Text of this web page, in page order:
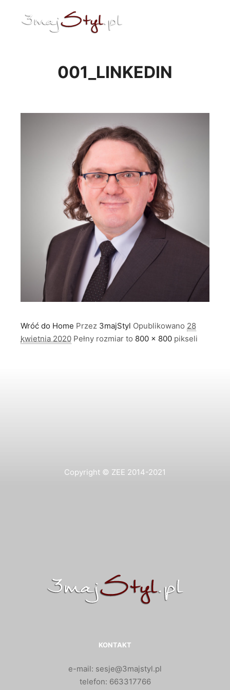
001_LINKEDIN
Wróć do Home Przez 3majStyl Opublikowano 28
kwietnia 2020 Pełny rozmiar to 800 × 800 pikseli
Copyright © ZEE 2014-2021
KONTAKT
e-mail: sesje@3majstyl.pl
telefon: 663317766